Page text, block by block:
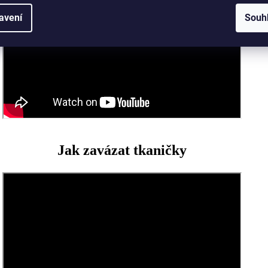
Jak zavázat tkaničky